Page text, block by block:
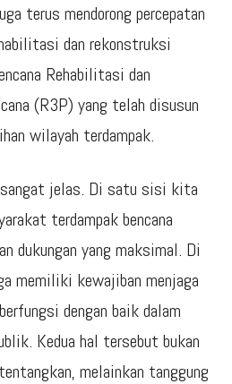
terus mendorong percepatan
dan rekonstruksi
Rehabilitasi dan
(R3P) yang telah disusun
wilayah terdampak.
sangat jelas. Di satu sisi kita
terdampak bencana
dukungan yang maksimal. Di
memiliki kewajiban menjaga
dengan baik dalam
Kedua hal tersebut bukan
melainkan tanggung